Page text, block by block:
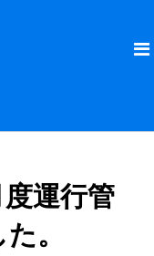
運行管
。